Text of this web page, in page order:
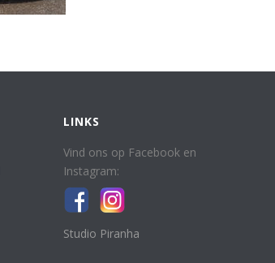
LINKS
Vind ons op Facebook en
Instagram:
Studio Piranha